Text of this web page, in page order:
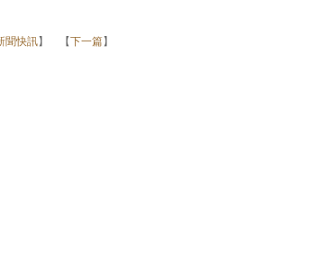
聞快訊】 【下一篇】